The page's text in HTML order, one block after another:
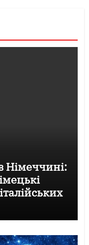
Німеччині: